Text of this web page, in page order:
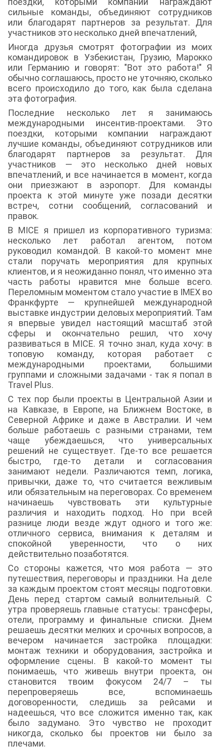
сильные команды, объединяют сотрудников
или благодарят партнеров за результат. Для
участников это несколько дней впечатлений,
Иногда друзья смотрят фотографии из моих
командировок в Узбекистан, Грузию, Марокко
или Германию и говорят: "Вот это работа!" Я
обычно соглашаюсь, просто не уточняю, сколько
всего происходило до того, как была сделана
эта фотография.
Последние несколько лет я занимаюсь
международными инсентив-проектами. Это
поездки, которыми компании награждают
лучшие команды, объединяют сотрудников или
благодарят партнеров за результат. Для
участников — это несколько дней новых
впечатлений, и все начинается в момент, когда
они приезжают в аэропорт. Для команды
проекта к этой минуте уже позади десятки
встреч, сотни сообщений, согласований и
правок.
В MICE я пришел из корпоративного туризма:
несколько лет работал агентом, потом
руководил командой. В какой-то момент мне
стали поручать мероприятия для крупных
клиентов, и я неожиданно понял, что именно эта
часть работы нравится мне больше всего.
Переломным моментом стало участие в IMEX во
Франкфурте — крупнейшей международной
выставке индустрии деловых мероприятий. Там
я впервые увидел настоящий масштаб этой
сферы и окончательно решил, что хочу
развиваться в MICE. Я точно знал, куда хочу: в
топовую команду, которая работает с
международными проектами, большими
группами и сложными задачами - так я попал в
Travel Plus.
С тех пор были проекты в Центральной Азии и
на Кавказе, в Европе, на Ближнем Востоке, в
Северной Африке и даже в Австралии. И чем
больше работаешь с разными странами, тем
чаще убеждаешься, что универсальных
решений не существует. Где-то все решается
быстро, где-то детали и согласования
занимают недели. Различаются темп, логика,
привычки, даже то, что считается вежливым
или обязательным на переговорах. Со временем
начинаешь чувствовать эти культурные
различия и находить подход. Но при всей
разнице люди везде ждут одного и того же:
отличного сервиса, внимания к деталям и
спокойной уверенности, что о них
действительно позаботятся.
Со стороны кажется, что моя работа — это
путешествия, переговоры и праздники. На деле
за каждым проектом стоят месяцы подготовки.
День перед стартом самый волнительный. С
утра проверяешь главные статусы: трансферы,
отели, программу и финальные списки. Днем
решаешь десятки мелких и срочных вопросов, а
вечером начинается застройка площадки:
монтаж техники и оборудования, застройка и
оформление сцены. В какой-то момент ты
понимаешь, что живешь внутри проекта, он
становится твоим фокусом 24/7 – ты
перепроверяешь все, вспоминаешь
договоренности, следишь за рейсами и
надеешься, что все сложится именно так, как
было задумано. Это чувство не проходит
никогда, сколько бы проектов ни было за
плечами.